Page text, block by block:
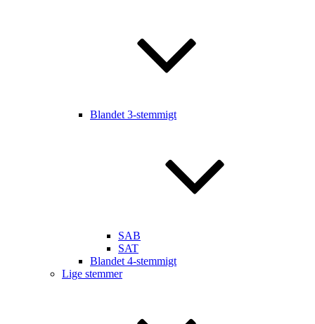
Blandet 3-stemmigt
SAB
SAT
Blandet 4-stemmigt
Lige stemmer